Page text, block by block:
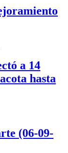
a 14
hasta
(06-09-